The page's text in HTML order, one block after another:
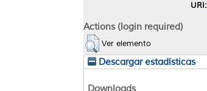
URI:
Actions (login required)
Ver elemento
Descargar estadísticas